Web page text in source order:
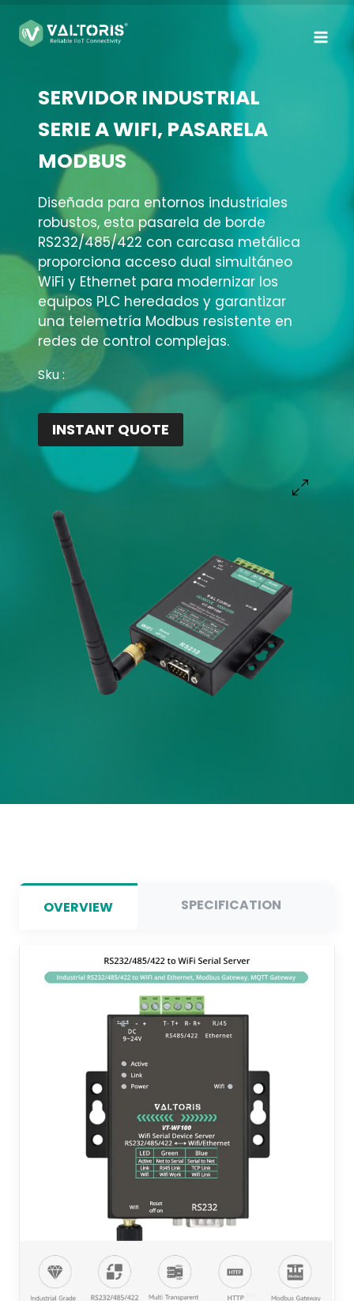
contenido
SERVIDOR INDUSTRIAL
SERIE A WIFI, PASARELA
MODBUS
Diseñada para entornos industriales
robustos, esta pasarela de borde
RS232/485/422 con carcasa metálica
proporciona acceso dual simultáneo
WiFi y Ethernet para modernizar los
equipos PLC heredados y garantizar
una telemetría Modbus resistente en
redes de control complejas.
Sku :
INSTANT QUOTE
OVERVIEW SPECIFICATION